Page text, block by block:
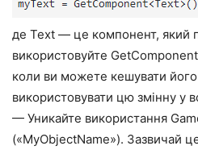
де Text — це компонент, який
використовуйте GetComponent
коли ви можете кешувати його
використовувати цю змінну у
— Уникайте використання
(«MyObjectName»). Зазвичай